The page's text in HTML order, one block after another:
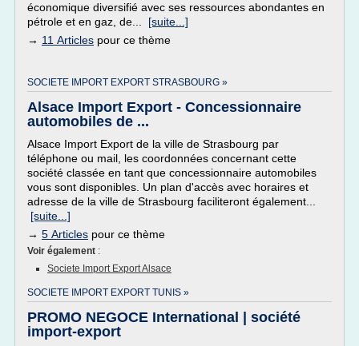
économique diversifié avec ses ressources abondantes en
pétrole et en gaz, de... [suite...]
→ 11 Articles pour ce thème
SOCIETE IMPORT EXPORT STRASBOURG »
Alsace Import Export - Concessionnaire
automobiles de ...
Alsace Import Export de la ville de Strasbourg par
téléphone ou mail, les coordonnées concernant cette
société classée en tant que concessionnaire automobiles
vous sont disponibles. Un plan d'accès avec horaires et
adresse de la ville de Strasbourg faciliteront également...
[suite...]
→ 5 Articles pour ce thème
Voir également :
Societe Import Export Alsace
SOCIETE IMPORT EXPORT TUNIS »
PROMO NEGOCE International | société
import-export